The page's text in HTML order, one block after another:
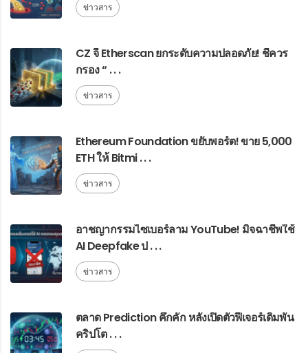
ข่าวสาร
CZ จี้ Etherscan ยกระดับความปลอดภัย! ชี้ควร
กรอง “ . . .
ข่าวสาร
Ethereum Foundation ขยับพอร์ต! ขาย 5,000
ETH ให้ Bitmi . . .
ข่าวสาร
อาชญากรรมไซเบอร์ลาม YouTube! มิจฉาชีพใช้
AI Deepfake ป . . .
ข่าวสาร
ตลาด Prediction คึกคัก หลังเปิดตัวฟีเจอร์เดิมพัน
คริปโต . . .